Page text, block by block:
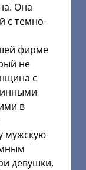
Она
с темно-
фирме
не
с
в
мужскую
девушки,